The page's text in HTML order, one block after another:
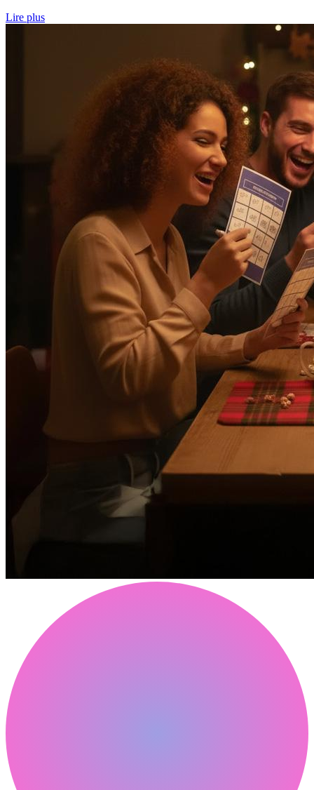
Lire plus